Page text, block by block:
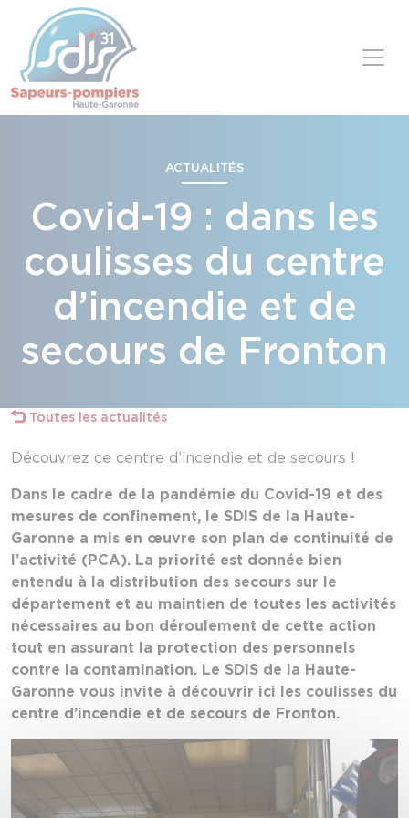
ACTUALITÉS
Covid-19 : dans les
coulisses du centre
d’incendie et de
secours de Fronton
Toutes les actualités
Découvrez ce centre d’incendie et de secours !
Dans le cadre de la pandémie du Covid-19 et des
mesures de confinement, le SDIS de la Haute-
Garonne a mis en œuvre son plan de continuité de
l’activité (PCA). La priorité est donnée bien
entendu à la distribution des secours sur le
département et au maintien de toutes les activités
nécessaires au bon déroulement de cette action
tout en assurant la protection des personnels
contre la contamination. Le SDIS de la Haute-
Garonne vous invite à découvrir ici les coulisses du
centre d’incendie et de secours de Fronton.
Panneau de gestion des cookies